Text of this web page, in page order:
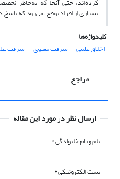
کرده‌اند، حتی آنجا که به‌خاطر
بسیاری از افراد توقع نمی‌رود که
کلیدواژه‌ها
اخلاق علمی
سرقت معنوی سرقت
مراجع
ارسال نظر در مورد این مقاله
نام و نام خانوادگی*
پست الکترونیکی*